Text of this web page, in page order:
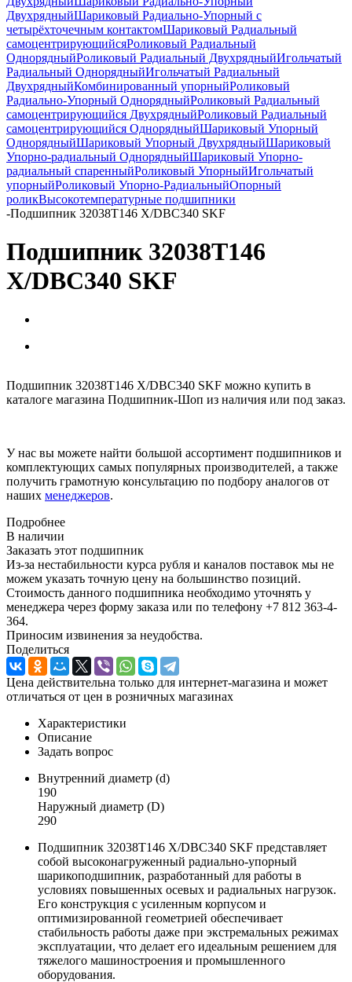
ДвухрядныйШариковый Радиально-Упорный с
четырёхточечным контактомШариковый Радиальный
самоцентрирующийсяРоликовый Радиальный
ОднорядныйРоликовый Радиальный ДвухрядныйИгольчатый
Радиальный ОднорядныйИгольчатый Радиальный
ДвухрядныйКомбинированный упорныйРоликовый
Радиально-Упорный ОднорядныйРоликовый Радиальный
самоцентрирующийся ДвухрядныйРоликовый Радиальный
самоцентрирующийся ОднорядныйШариковый Упорный
ОднорядныйШариковый Упорный ДвухрядныйШариковый
Упорно-радиальный ОднорядныйШариковый Упорно-
радиальный спаренныйРоликовый УпорныйИгольчатый
упорныйРоликовый Упорно-РадиальныйОпорный
роликВысокотемпературные подшипники
-Подшипник 32038T146 X/DBC340 SKF
Подшипник 32038T146
X/DBC340 SKF
Подшипник 32038T146 X/DBC340 SKF можно купить в
каталоге магазина Подшипник-Шоп из наличия или под заказ.
У нас вы можете найти большой ассортимент подшипников и
комплектующих самых популярных производителей, а также
получить грамотную консультацию по подбору аналогов от
наших менеджеров.
Подробнее
В наличии
Заказать этот подшипник
Из-за нестабильности курса рубля и каналов поставок мы не
можем указать точную цену на большинство позиций.
Стоимость данного подшипника необходимо уточнять у
менеджера через форму заказа или по телефону +7 812 363-4-
364.
Приносим извинения за неудобства.
Поделиться
Цена действительна только для интернет-магазина и может
отличаться от цен в розничных магазинах
Характеристики
Описание
Задать вопрос
Внутренний диаметр (d)
190
Наружный диаметр (D)
290
Подшипник 32038T146 X/DBC340 SKF представляет
собой высоконагруженный радиально-упорный
шарикоподшипник, разработанный для работы в
условиях повышенных осевых и радиальных нагрузок.
Его конструкция с усиленным корпусом и
оптимизированной геометрией обеспечивает
стабильность работы даже при экстремальных режимах
эксплуатации, что делает его идеальным решением для
тяжелого машиностроения и промышленного
оборудования.